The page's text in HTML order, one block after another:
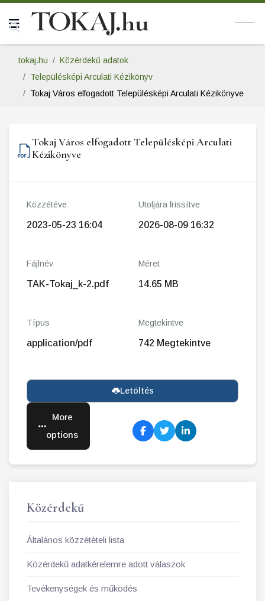
tokaj.hu
Közérdekű adatok
Településképi Arculati Kézikönyv
Tokaj Város elfogadott Településképi Arculati Kézikönyve
Tokaj Város elfogadott Településképi Arculati
Kézikönyve
Közzétéve:
2023-05-23 16:04
Utoljára frissítve
2026-08-09 16:32
Fájlnév
TAK-Tokaj_k-2.pdf
Méret
14.65 MB
Típus
application/pdf
Megtekintve
742 Megtekintve
Letöltés
More
options
Közérdekű
Általános közzétételi lista
Közérdekű adatkérelemre adott válaszok
Tevékenységek és működés